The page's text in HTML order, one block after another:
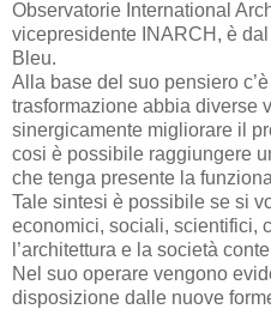
Observatorie International
vicepresidente INARCH, è
Bleu.
Alla base del suo pensiero
trasformazione abbia diverse
sinergicamente migliorare il
cosi è possibile raggiungere
che tenga presente la
Tale sintesi è possibile se si
economici, sociali, scientifici,
l’architettura e la società
Nel suo operare vengono
disposizione dalle nuove